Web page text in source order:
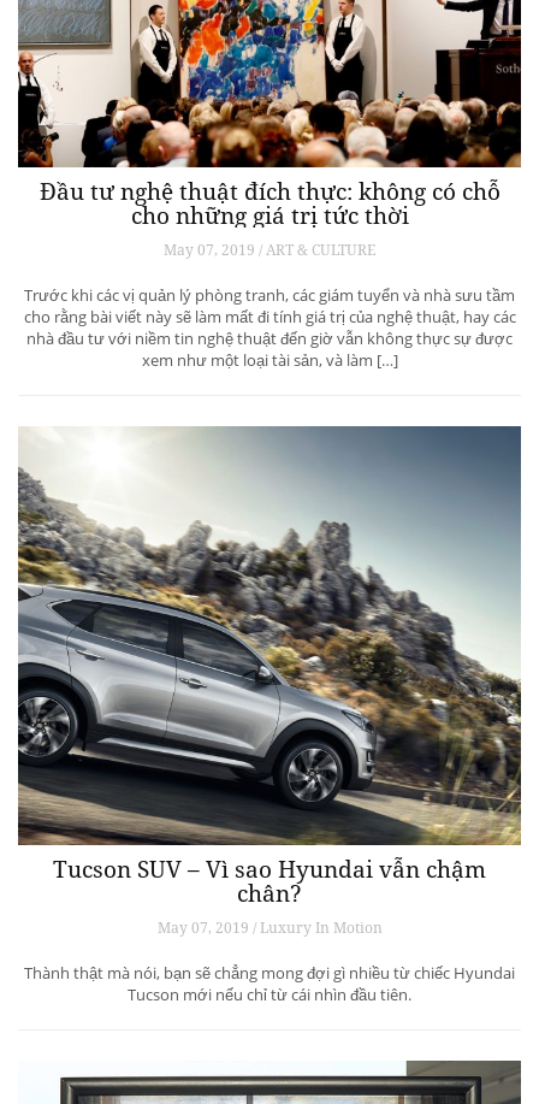
Đầu tư nghệ thuật đích thực: không có chỗ
cho những giá trị tức thời
May 07, 2019 / ART & CULTURE
Trước khi các vị quản lý phòng tranh, các giám tuyển và nhà sưu tầm
cho rằng bài viết này sẽ làm mất đi tính giá trị của nghệ thuật, hay các
nhà đầu tư với niềm tin nghệ thuật đến giờ vẫn không thực sự được
xem như một loại tài sản, và làm […]
Tucson SUV – Vì sao Hyundai vẫn chậm
chân?
May 07, 2019 / Luxury In Motion
Thành thật mà nói, bạn sẽ chẳng mong đợi gì nhiều từ chiếc Hyundai
Tucson mới nếu chỉ từ cái nhìn đầu tiên.